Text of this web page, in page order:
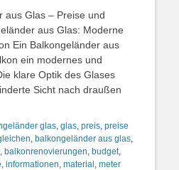
aus Glas – Preise und
aus Glas: Moderne
Ein Balkongeländer aus
ein modernes und
klare Optik des Glases
Sicht nach draußen
glas glas preis preise
balkongeländer aus glas
balkonrenovierungen budget,
informationen material meter